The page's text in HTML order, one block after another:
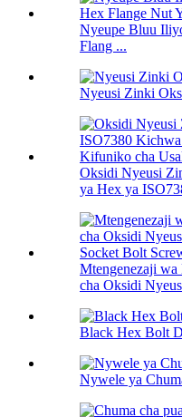
Nyeupe Bluu
Flang ...
Nyeusi Zinki
Oksidi Nyeusi
ya Hex ya
Mtengenezaji
cha Oksidi
Black Hex Bolt
Nywele ya